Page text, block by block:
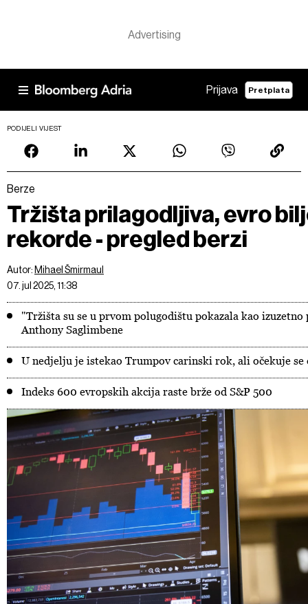
Prijava Pretplata
PODIJELI VIJEST
Berze
Tržišta prilagodljiva, evro
rekorde - pregled berzi
Autor: Mihael Šmirmaul
07. jul 2025, 11:38
"Tržišta su se u prvom polugodištu pokazala kao
Anthony Saglimbene
U nedjelju je istekao Trumpov carinski rok, ali očekuje se
Indeks 600 evropskih akcija raste brže od S&P 500